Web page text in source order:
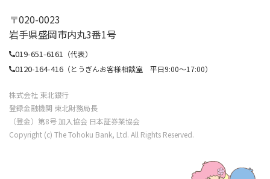
〒020-0023
岩手県盛岡市内丸3番1号
019-651-6161 （代表）
0120-164-416 （とうぎんお客様相談室 平日9:00〜17:00）
株式会社 東北銀行
登録金融機関 東北財務局長
（登金）第8号 加入協会 日本証券業協会
Copyright (c) The Tohoku Bank, Ltd. All Rights Reserved.